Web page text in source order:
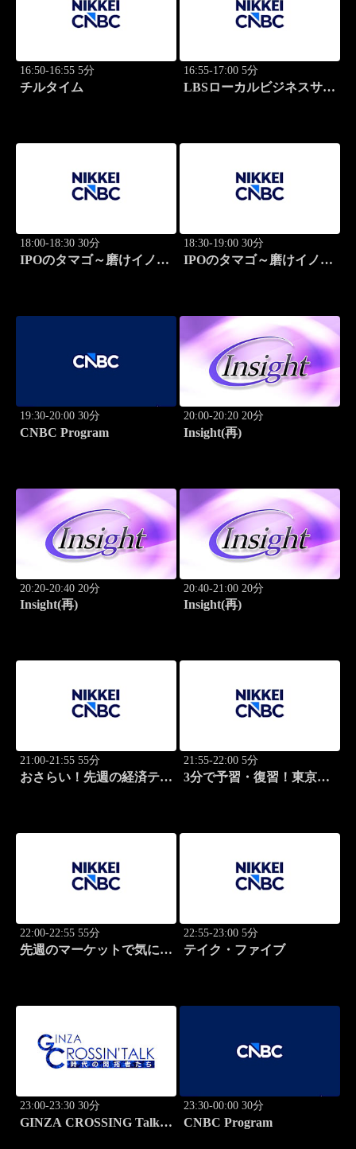
16:50-16:55 5分
チルタイム
16:55-17:00 5分
LBSローカルビジネスサテ
18:00-18:30 30分
IPOのタマゴ～磨けイノベ
18:30-19:00 30分
IPOのタマゴ～磨けイノベ
19:30-20:00 30分
CNBC Program
20:00-20:20 20分
Insight(再)
20:20-20:40 20分
Insight(再)
20:40-21:00 20分
Insight(再)
21:00-21:55 55分
おさらい！先週の経済テー
21:55-22:00 5分
3分で予習・復習！東京市
22:00-22:55 55分
先週のマーケットで気にな
22:55-23:00 5分
テイク・ファイブ
23:00-23:30 30分
GINZA CROSSING Talk
23:30-00:00 30分
CNBC Program